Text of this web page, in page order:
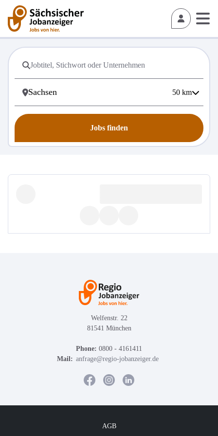
50 km
Jobs finden
Welfenstr. 22
81541 München
Phone: 0800 - 4161411
Mail: anfrage@regio-jobanzeiger.de
AGB